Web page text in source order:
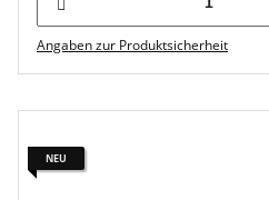
Angaben zur Produktsicherheit
NEU